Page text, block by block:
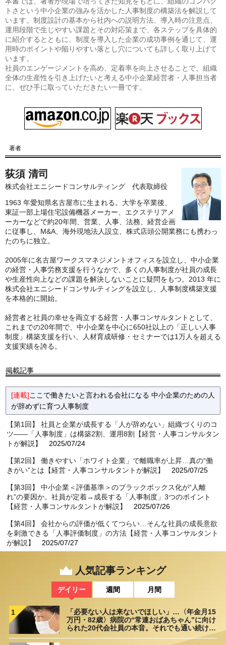
トさという中小企業の強みを活かした人事制度の構築法を解説して
います。制度設計の基本から社内への説明方法、導入時の注意点、
運用段階で生じやすい課題とその対応策まで、各ステップを具体的
に紹介するとともに、制度を導入した企業の成功事例を通じて、運
用時のポイントや陥りやすい落とし穴についても詳しく取り上げて
います。
社員のエンゲージメントを高め、定着率を向上させることで、組織
全体の生産性を引き上げたいと考える中小企業経営者・人事担当者
に、ぜひ手に取っていただきたい一冊です。
著者
荻須 清司
株式会社エニシードコンサルティング 代表取締役
1963 年愛知県名古屋市に生まれる。大学を卒業後、
東証一部上場住宅設備機器メーカー、エクステリアメ
ーカーなどで約20年間、営業、人事、法務、経営企画
に従事し、M&A、海外現地法人設立、株式店頭公開業務にも携わっ
たのちに独立。
2005年に名古屋ワークスマネジメントオフィスを設立し、中小企業
の経営・人事労務支援を行うなかで、多くの人事制度が社員の成長
や生産性向上などの課題を解決しないことに疑問をもつ。2013 年に
株式会社エニシードコンサルティングを設立し、人事制度構築支援
を本格的に開始。
経営者と社員の幸せを両立する経営・人事コンサルタントとして、
これまでの20年間で、中小企業を中心に650社以上の「正しい人事
制度」構築支援を行い、人材育成研修・セミナーでは1万人を超える
支援実績を誇る。
掲載記事
[連載]ここで働きたいと言われる会社になる 中小企業のための人
が辞めずに育つ人事制度
【第1回】 社員と企業が成長する「人が辞めない」組織づくりのコ
ツ――「人事制度」は構築2割、運用8割【経営・人事コンサルタン
トが解説】
2025/07/24
【第2回】 働きやすい「ホワイト企業」で離職率が上昇…真の“働
きがい”とは【経営・人事コンサルタントが解説】
2025/07/25
【第3回】 中小企業＜評価基準＞のブラックボックス化が“人離
れ”の要因か。社員が定着→成長する「人事制度」3つのポイント
【経営・人事コンサルタントが解説】
2025/07/26
【第4回】 会社からの評価が低くてつらい…そんな社員の成長意欲
を刺激できる「人事評価制度」の方法【経営・人事コンサルタント
が解説】
2025/07/27
「自己重要感」を得る「人事制度」の仕組みづくり【経営・人事コ
人気記事ランキング
デイリー 週間 月間
1
「必要ない人は来ないでほしい」…〈年金月15
万円・82歳〉病院の“常連おばあちゃん”に向け
られた20代会社員の本音。それでも通い続ける